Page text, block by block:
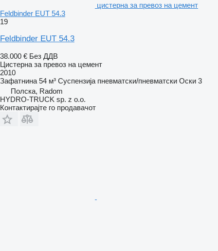
цистерна за превоз на цемент
Feldbinder EUT 54.3
19
Feldbinder EUT 54.3
38.000 € Без ДДВ
Цистерна за превоз на цемент
2010
Зафатнина 54 м³ Суспензија пневматски/пневматски Оски 3
Полска, Radom
HYDRO-TRUCK sp. z o.o.
Контактирајте го продавачот